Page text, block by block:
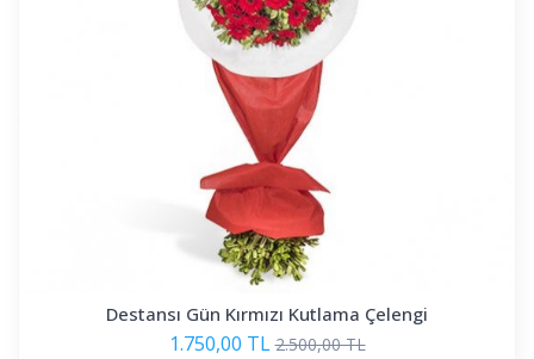
Destansı Gün Kırmızı Kutlama Çelengi
1.750,00 TL 2.500,00 TL